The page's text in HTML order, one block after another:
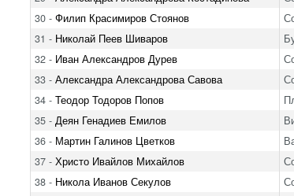
30 - Филип Красимиров Стоянов
31 - Николай Пеев Шиваров
32 - Иван Александров Дурев
33 - Александра Александрова Савова
34 - Теодор Тодоров Попов
35 - Деян Генадиев Емилов
36 - Мартин Галинов Цветков
37 - Христо Ивайлов Михайлов
38 - Никола Иванов Секулов